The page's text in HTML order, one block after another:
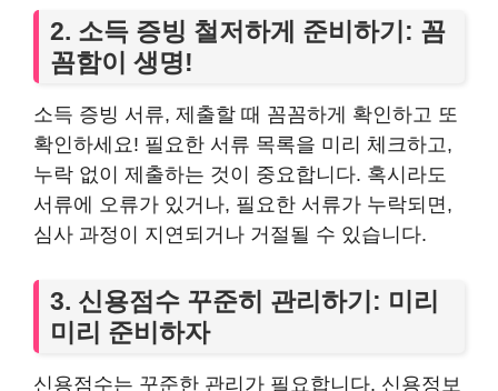
2. 소득 증빙 철저하게 준비하기: 꼼
꼼함이 생명!
소득 증빙 서류, 제출할 때 꼼꼼하게 확인하고 또
확인하세요! 필요한 서류 목록을 미리 체크하고,
누락 없이 제출하는 것이 중요합니다. 혹시라도
서류에 오류가 있거나, 필요한 서류가 누락되면,
심사 과정이 지연되거나 거절될 수 있습니다.
3. 신용점수 꾸준히 관리하기: 미리
미리 준비하자
신용점수는 꾸준한 관리가 필요합니다. 신용정보